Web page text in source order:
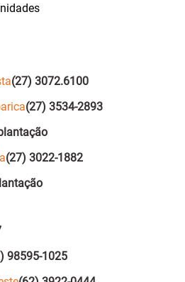
(27) 3072.6100
(27) 3534-2893
(27) 3022-1882
98595-1025